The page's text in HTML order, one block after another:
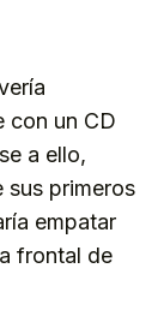
con un CD
a ello,
sus primeros
empatar
frontal de